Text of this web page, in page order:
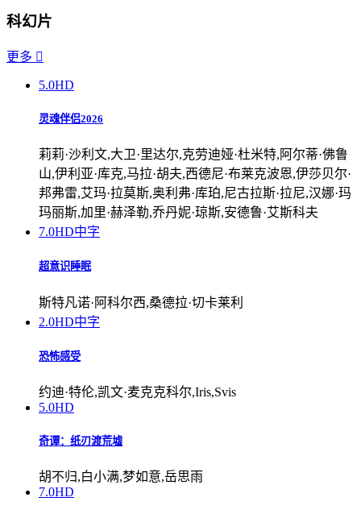
科幻片
更多 
5.0HD
灵魂伴侣2026
莉莉·沙利文,大卫·里达尔,克劳迪娅·杜米特,阿尔蒂·佛鲁
山,伊利亚·库克,马拉·胡夫,西德尼·布莱克波恩,伊莎贝尔·
邦弗雷,艾玛·拉莫斯,奥利弗·库珀,尼古拉斯·拉尼,汉娜·玛
玛丽斯,加里·赫泽勒,乔丹妮·琼斯,安德鲁·艾斯科夫
7.0HD中字
超意识睡眠
斯特凡诺·阿科尔西,桑德拉·切卡莱利
2.0HD中字
恐怖感受
约迪·特伦,凯文·麦克克科尔,Iris,Svis
5.0HD
奇谭：纸刃渡荒墟
胡不归,白小满,梦如意,岳思雨
7.0HD